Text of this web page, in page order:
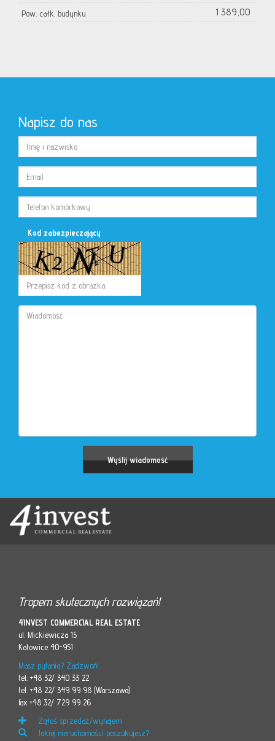
Pow. całk. budynku 1 389,00
Napisz do nas
Kod zabezpieczający
Tropem skutecznych rozwiązań!
4INVEST COMMERCIAL REAL ESTATE
ul. Mickiewicza 15
Katowice 40-951
Masz pytania? Zadzwoń!
tel. +48 32/ 340 33 22
tel. +48 22/ 349 99 98 (Warszawa)
fax +48 32/ 729 99 26
Zgłoś sprzedaż/wynajem
Jakiej nieruchomości poszukujesz?